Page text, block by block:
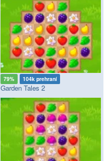
79% 104k prehraní
Garden Tales 2